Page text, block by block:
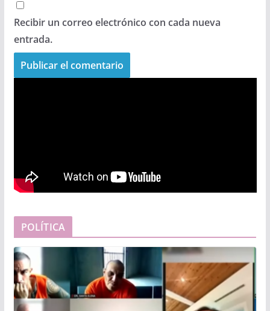
Recibir un correo electrónico con cada nueva
entrada.
POLÍTICA